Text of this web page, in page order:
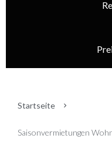
Startseite
Saisonvermietungen